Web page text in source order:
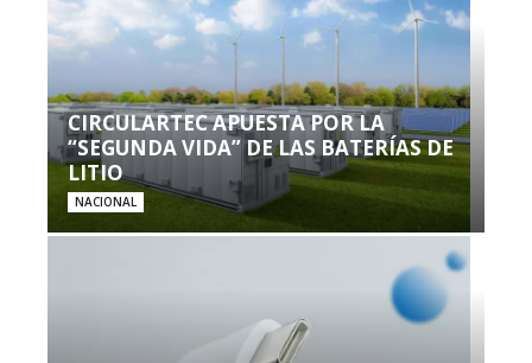
CIRCULARTEC APUESTA POR LA
“SEGUNDA VIDA” DE LAS BATERÍAS DE
LITIO
NACIONAL